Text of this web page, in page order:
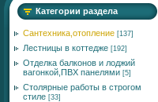
Категории раздела
Сантехника,отопление [137]
Лестницы в коттедже [192]
Отделка балконов и лоджий
вагонкой,ПВХ панелями [5]
Столярные работы в строгом
стиле [33]